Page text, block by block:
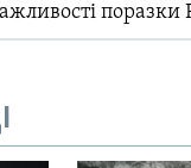
поразки